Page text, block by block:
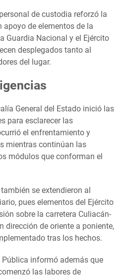
de custodia reforzó la
de elementos de la
Guardia Nacional y el Ejército
desplegados tanto al
del lugar.
General del Estado inició las
para esclarecer las
el enfrentamiento y
mientras continúan las
módulos que conforman el
se extendieron al
pues elementos del Ejército
sobre la carretera Culiacán-
dirección de oriente a poniente,
tras los hechos.
Pública informó además que
las labores de